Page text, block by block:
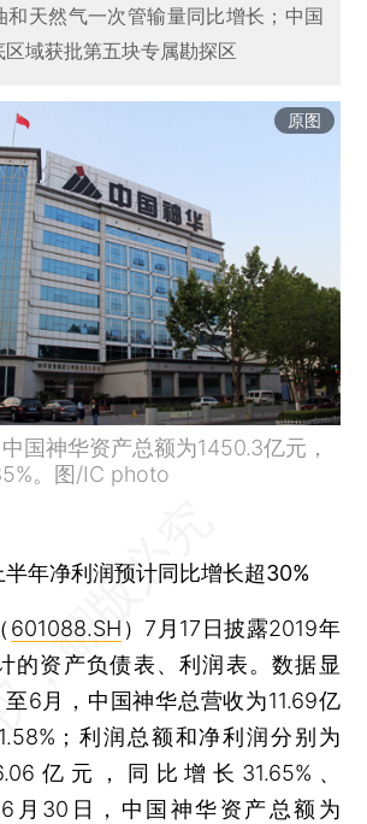
和天然气一次管输量同比增长；中国
域获批第五块专属勘探区
原图
国神华资产总额为1450.3亿元，
。图/IC photo
半年净利润预计同比增长超30%
（ 601088.SH ）7月17日披露2019年
的资产负债表、利润表。数据显
6月，中国神华总营收为11.69亿
；利润总额和净利润分别为
亿元，同比增长31.65%、
6月30日，中国神华资产总额为